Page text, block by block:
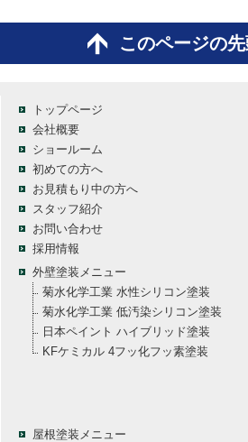
このページの
トップページ
会社概要
ショールーム
初めての方へ
お見積もり中の方へ
スタッフ紹介
お問い合わせ
採用情報
外壁塗装メニュー
菊水化学工業 水性シリコン塗装
菊水化学工業 低汚染シリコン塗装
日本ペイント ハイブリッド塗装
KFケミカル 4フッ化フッ素塗装
屋根塗装メニュー